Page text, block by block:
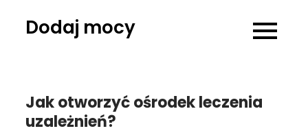
Dodaj mocy
Jak otworzyć ośrodek leczenia
uzależnień?